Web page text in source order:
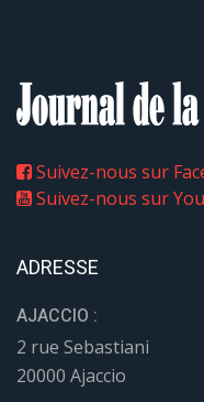
Suivez-nous sur
Suivez-nous sur
ADRESSE
AJACCIO :
2 rue Sebastiani
20000 Ajaccio